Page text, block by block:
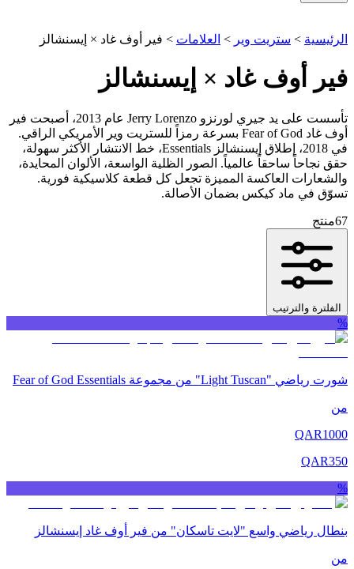
الرئيسية > ستريت وير > العلامات > فير أوف غاد × إيسنشالز
فير أوف غاد × إيسنشالز
تأسست على يد جيري لورنزو Jerry Lorenzo عام 2013، أصبحت فير
أوف غاد Fear of God بسرعة رمزاً للستريت وير الأمريكي الراقي.
في 2018، إطلاق إيسنشالز Essentials، خط الانتشار الأكثر سهولة،
حقق نجاحاً ساحقاً عالمياً. الصور الظلية الواسعة، الألوان المحايدة،
والشعارات العاكسة المميزة تجعل كل قطعة كلاسيكية فورية.
تسوّق في ماد كيكس بضمان الأصالة.
67منتج
الفلترة والترتيب
%
شورت رياضي "Light Tuscan" من مجموعة Fear of God Essentials
من
QAR1000
QAR350
%
بنطال رياضي واسع "لايت تاسكان" من فير أوف غاد إيسنشالز
من